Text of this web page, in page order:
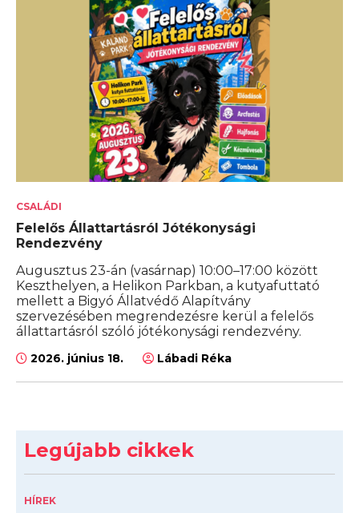
CSALÁDI
Felelős Állattartásról Jótékonysági
Rendezvény
Augusztus 23-án (vasárnap) 10:00–17:00 között
Keszthelyen, a Helikon Parkban, a kutyafuttató
mellett a Bigyó Állatvédő Alapítvány
szervezésében megrendezésre kerül a felelős
állattartásról szóló jótékonysági rendezvény.
2026. június 18. Lábadi Réka
Legújabb cikkek
HÍREK